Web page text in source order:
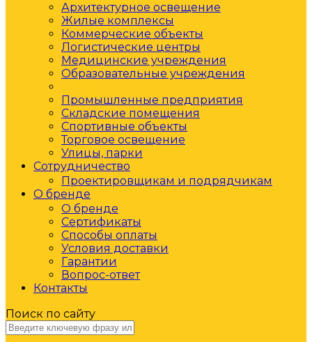
Архитектурное освещение
Жилые комплексы
Коммерческие объекты
Логистические центры
Медицинские учреждения
Образовательные учреждения
Промышленные предприятия
Складские помещения
Спортивные объекты
Торговое освещение
Улицы, парки
Сотрудничество
Проектировщикам и подрядчикам
О бренде
О бренде
Сертификаты
Способы оплаты
Условия доставки
Гарантии
Вопрос-ответ
Контакты
Поиск по сайту